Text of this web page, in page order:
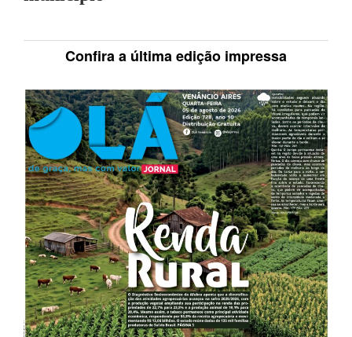
Confira a última edição impressa